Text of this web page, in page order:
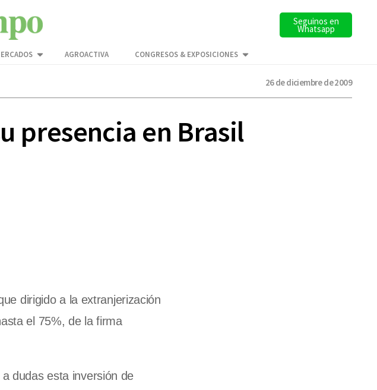
Seguinos en
Whatsapp
AGROACTIVA CONGRESOS & EXPOSICIONES
26 de diciembre de 2009
presencia en Brasil
dirigido a la extranjerización
el 75%, de la firma
dudas esta inversión de